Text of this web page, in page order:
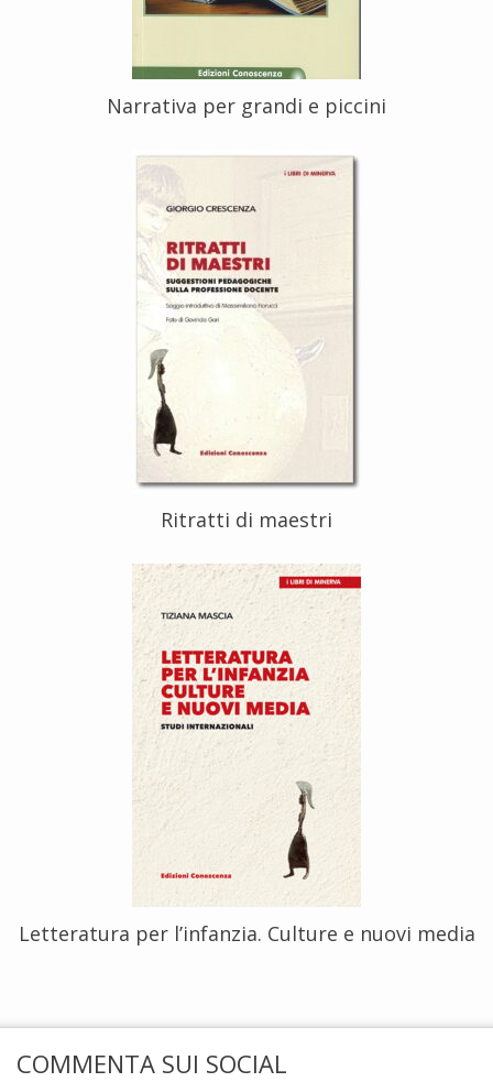
Narrativa per grandi e piccini
Ritratti di maestri
Letteratura per l’infanzia. Culture e nuovi media
COMMENTA SUI SOCIAL